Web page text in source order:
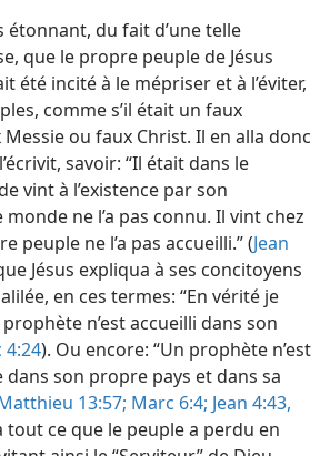
étonnant, du fait d’une telle
que le propre peuple de Jésus
été incité à le mépriser et à l’éviter,
comme s’il était un faux
ou faux Christ. Il en alla donc
savoir: “Il était dans le
vint à l’existence par son
ne l’a pas connu. Il vint chez
peuple ne l’a pas accueilli.” (Jean
Jésus expliqua à ses concitoyens
en ces termes: “En vérité je
n’est accueilli dans son
4:24). Ou encore: “Un prophète n’est
son propre pays et dans sa
13:57; Marc 6:4; Jean 4:43,
tout ce que le peuple a perdu en